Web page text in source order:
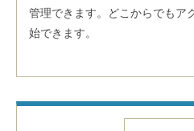
管理できます。どこからでもア
始できます。